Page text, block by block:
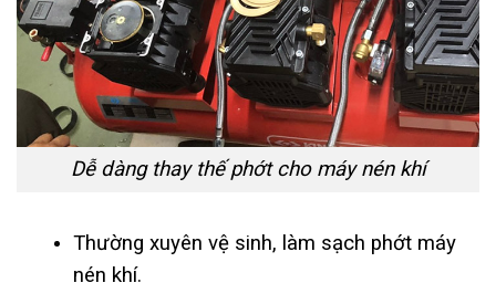
Dễ dàng thay thế phớt cho máy nén khí
Thường xuyên vệ sinh, làm sạch phớt máy
nén khí.